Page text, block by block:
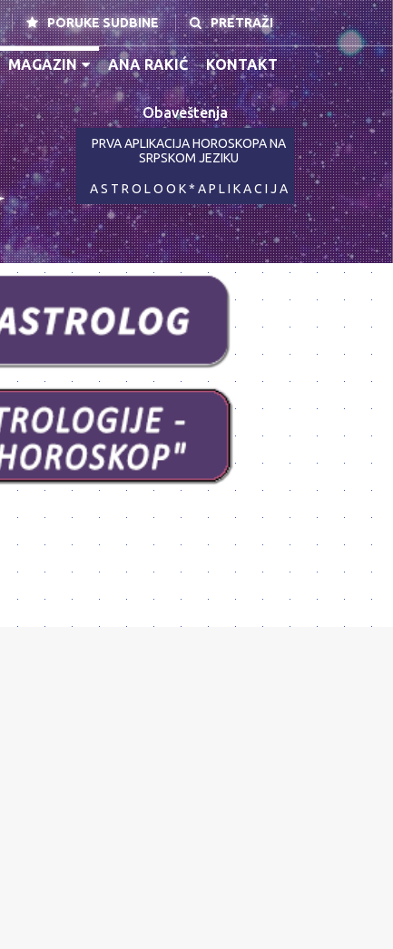
PORUKE SUDBINE PRETRAŽI
MAGAZIN ANA RAKIĆ KONTAKT
Obaveštenja
PRVA APLIKACIJA HOROSKOPA NA
SRPSKOM JEZIKU
A S T R O L O O K * A P L I K A C I J A